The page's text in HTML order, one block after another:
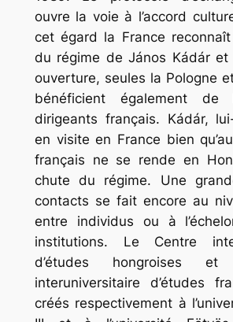
ouvre la voie à l’accord
cet égard la France
du régime de János Kádár et
ouverture, seules la Pologne
bénéficient également de
dirigeants français. Kádár,
en visite en France bien
français ne se rende en
chute du régime. Une
contacts se fait encore au
entre individus ou à
institutions. Le Centre
d’études hongroises
interuniversitaire d’études
créés respectivement à